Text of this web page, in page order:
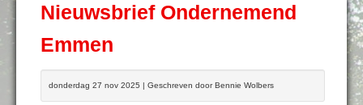
Nieuwsbrief Ondernemend
Emmen
donderdag 27 nov 2025 | Geschreven door Bennie Wolbers